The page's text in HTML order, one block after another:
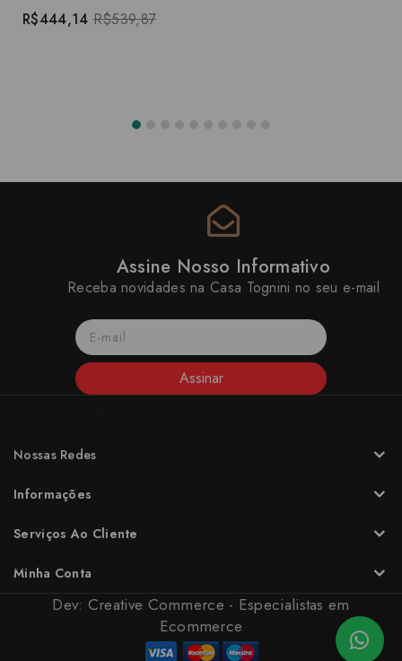
R$444,14 R$539,87
Assine Nosso Informativo
Receba novidades na Casa Tognini no seu e-mail
Assinar
Nossas Redes
Informações
Serviços Ao Cliente
Minha Conta
Dev: Creative Commerce - Especialistas em
Ecommerce